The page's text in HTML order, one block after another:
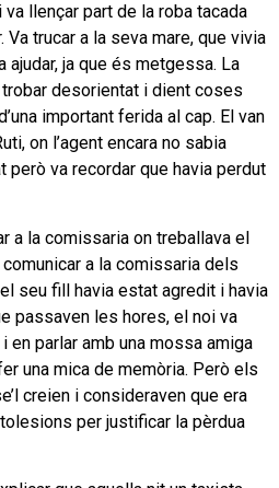
llençar part de la roba tacada
Va trucar a la seva mare, que vivia
ajudar, ja que és metgessa. La
desorientat i dient coses
important ferida al cap. El van
on l’agent encara no sabia
però va recordar que havia perdut
a la comissaria on treballava el
a la comissaria dels
seu fill havia estat agredit i havia
passaven les hores, el noi va
en parlar amb una mossa amiga
una mica de memòria. Però els
creien i consideraven que era
per justificar la pèrdua